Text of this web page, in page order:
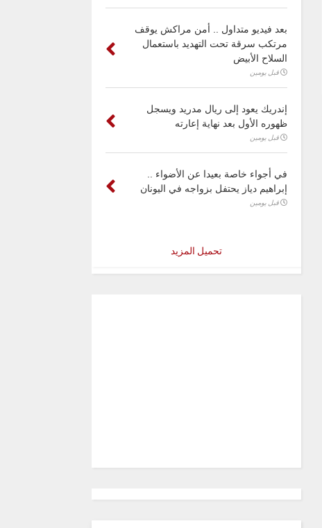
بعد فيديو متداول .. أمن مراكش يوقف
مرتكب سرقة تحت التهديد باستعمال
السلاح الأبيض
قبل يومين
إندريك يعود إلى ريال مدريد ويسجل
ظهوره الأول بعد نهاية إعارته
قبل يومين
في أجواء خاصة بعيدا عن الأضواء ..
إبراهيم دياز يحتفل بزواجه في اليونان
قبل يومين
تحميل المزيد